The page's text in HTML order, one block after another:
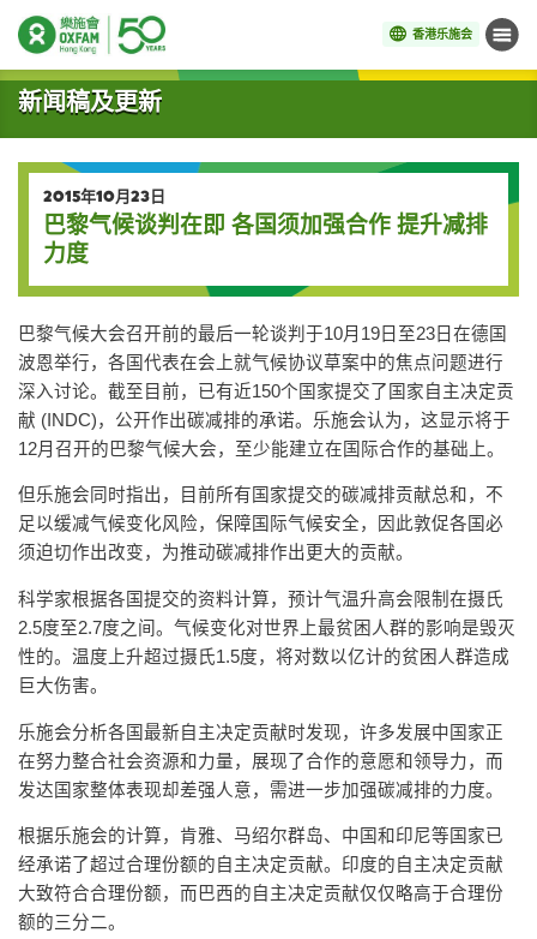
香港乐施会 菜单
开始主要内容
新闻稿及更新
2015年10月23日
巴黎气候谈判在即 各国须加强合作 提升减排
力度
巴黎气候大会召开前的最后一轮谈判于10月19日至23日在德国
波恩举行，各国代表在会上就气候协议草案中的焦点问题进行
深入讨论。截至目前，已有近150个国家提交了国家自主决定贡
献 (INDC)，公开作出碳减排的承诺。乐施会认为，这显示将于
12月召开的巴黎气候大会，至少能建立在国际合作的基础上。
但乐施会同时指出，目前所有国家提交的碳减排贡献总和，不
足以缓减气候变化风险，保障国际气候安全，因此敦促各国必
须迫切作出改变，为推动碳减排作出更大的贡献。
科学家根据各国提交的资料计算，预计气温升高会限制在摄氏
2.5度至2.7度之间。气候变化对世界上最贫困人群的影响是毁灭
性的。温度上升超过摄氏1.5度，将对数以亿计的贫困人群造成
巨大伤害。
乐施会分析各国最新自主决定贡献时发现，许多发展中国家正
在努力整合社会资源和力量，展现了合作的意愿和领导力，而
发达国家整体表现却差强人意，需进一步加强碳减排的力度。
根据乐施会的计算，肯雅、马绍尔群岛、中国和印尼等国家已
经承诺了超过合理份额的自主决定贡献。印度的自主决定贡献
大致符合合理份额，而巴西的自主决定贡献仅仅略高于合理份
额的三分二。